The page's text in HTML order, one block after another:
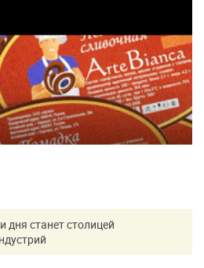
дня станет столицей